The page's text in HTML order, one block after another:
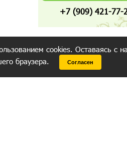
+7 (909) 421-77-
cookies. Оставаясь с
браузера. Согласен